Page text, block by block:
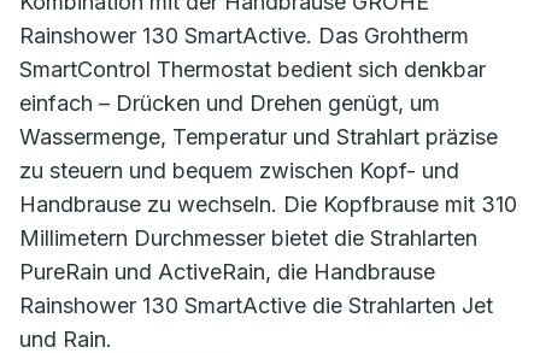
Rainshower 130 SmartActive. Das Grohtherm
SmartControl Thermostat bedient sich denkbar
einfach – Drücken und Drehen genügt, um
Wassermenge, Temperatur und Strahlart präzise
zu steuern und bequem zwischen Kopf- und
Handbrause zu wechseln. Die Kopfbrause mit 310
Millimetern Durchmesser bietet die Strahlarten
PureRain und ActiveRain, die Handbrause
Rainshower 130 SmartActive die Strahlarten Jet
und Rain.